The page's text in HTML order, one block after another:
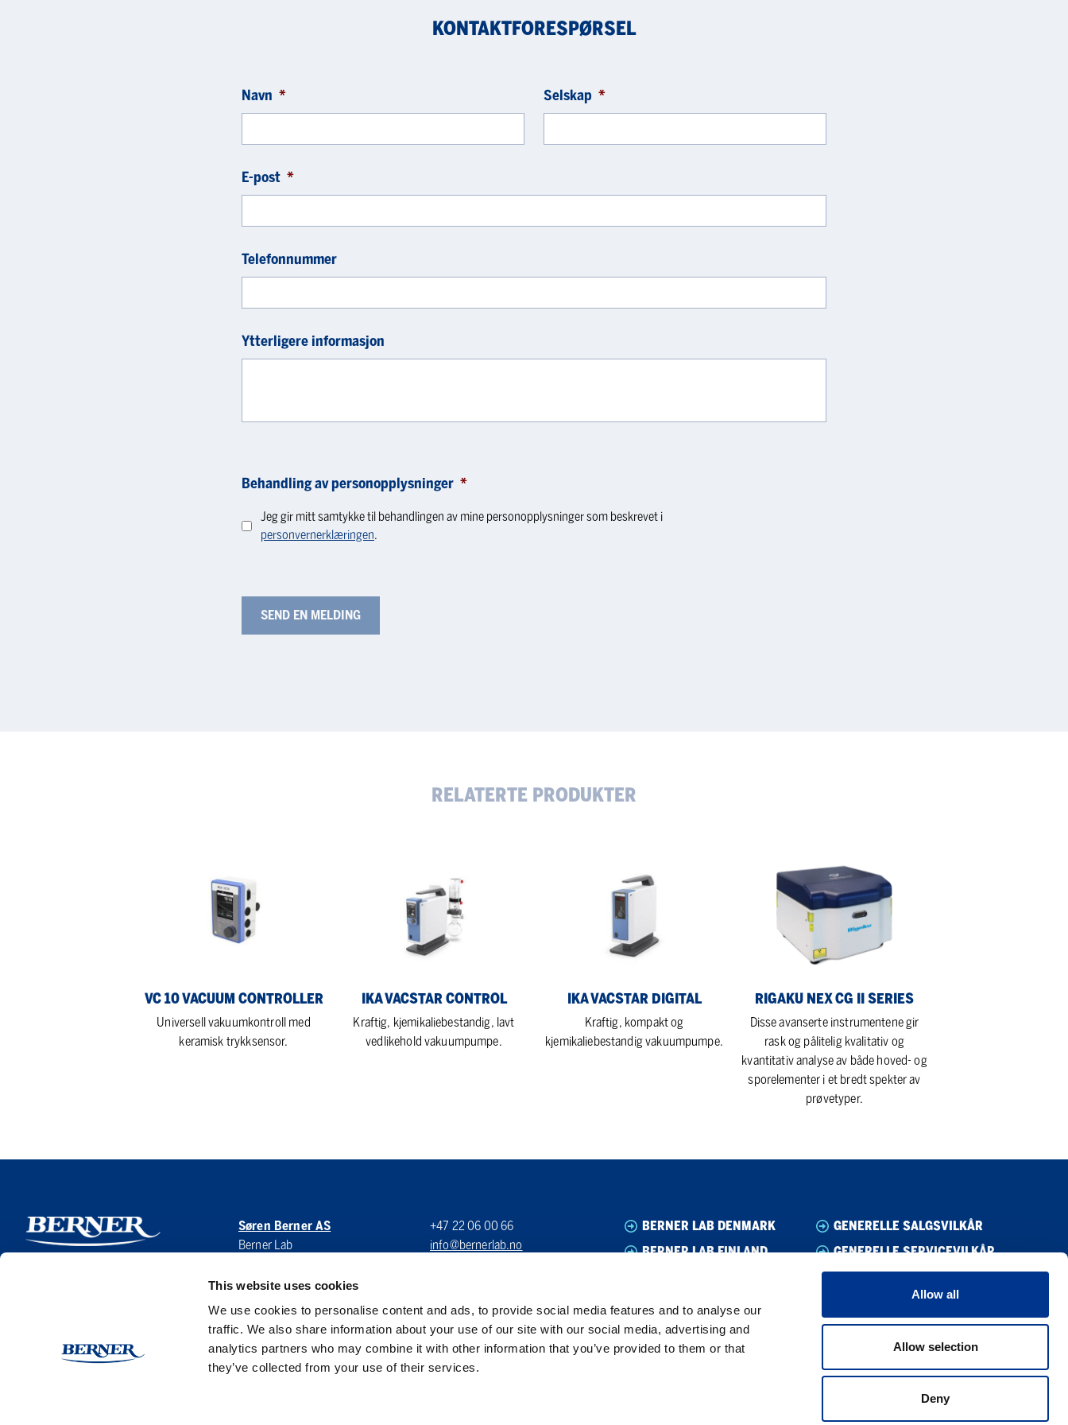
This website uses cookies
We use cookies to personalise content and ads, to provide social media features and to analyse our
traffic. We also share information about your use of our site with our social media, advertising and
analytics partners who may combine it with other information that you’ve provided to them or that
they’ve collected from your use of their services.
Allow all
Allow selection
Deny
KONTAKTFORESPØRSEL
Navn * Selskap *
E-post *
Telefonnummer
Ytterligere informasjon
Behandling av personopplysninger *
Jeg gir mitt samtykke til behandlingen av mine personopplysninger som beskrevet i
personvernerklæringen.
RELATERTE PRODUKTER
VC 10 VACUUM CONTROLLER
Universell vakuumkontroll med
keramisk trykksensor.
IKA VACSTAR CONTROL
Kraftig, kjemikaliebestandig, lavt
vedlikehold vakuumpumpe.
IKA VACSTAR DIGITAL
Kraftig, kompakt og
kjemikaliebestandig vakuumpumpe.
RIGAKU NEX CG II SERIES
Disse avanserte instrumentene gir
rask og pålitelig kvalitativ og
kvantitativ analyse av både hoved- og
sporelementer i et bredt spekter av
prøvetyper.
Søren Berner AS
Berner Lab
0275 Oslo
+47 22 06 00 66
info@bernerlab.no
BERNER LAB DENMARK
BERNER LAB FINLAND
GENERELLE SALGSVILKÅR
GENERELLE SERVICEVILKÅR
VARSLING/WHISTLEBLOWING
ETISKE RETNINGSLINJER
CODE OF CONDUCT SUPPLIER
PRIVACY POLICY
COOKIE POLICY